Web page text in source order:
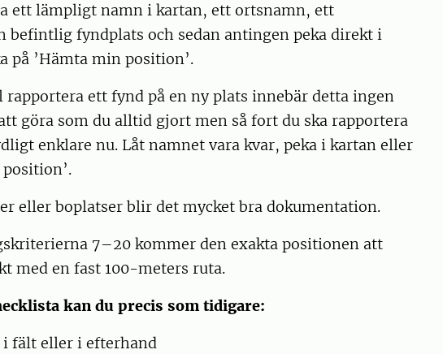
ett lämpligt namn i kartan, ett ortsnamn, ett
befintlig fyndplats och sedan antingen peka direkt i
på ’Hämta min position’.
rapportera ett fynd på en ny plats innebär detta ingen
göra som du alltid gjort men så fort du ska rapportera
enklare nu. Låt namnet vara kvar, peka i kartan eller
eller boplatser blir det mycket bra dokumentation.
7–20 kommer den exakta positionen att
med en fast 100-meters ruta.
kan du precis som tidigare:
fält eller i efterhand